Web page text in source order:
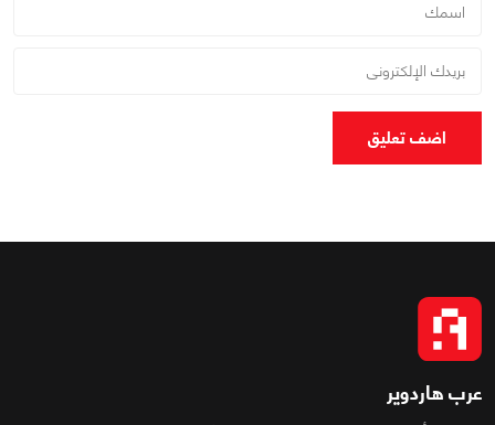
اضف تعليق
عرب هاردوير